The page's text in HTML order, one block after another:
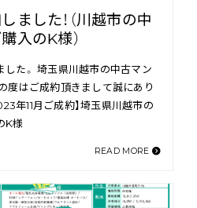
ました！（川越市の中
入のK様）
た。 埼玉県川越市の中古マン
度はご成約頂きまして誠にあり
年11月ご成約】埼玉県川越市の
K様
READ MORE